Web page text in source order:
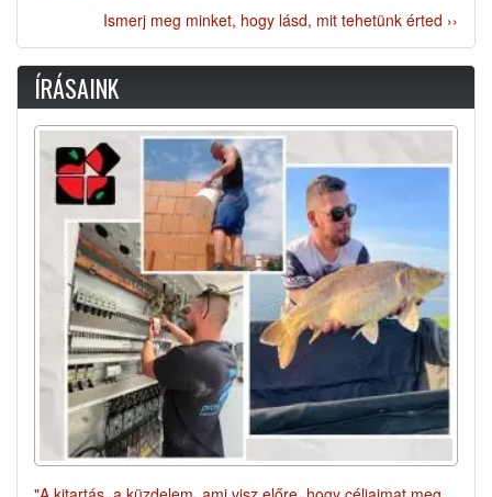
Ismerj meg minket, hogy lásd, mit tehetünk érted ››
ÍRÁSAINK